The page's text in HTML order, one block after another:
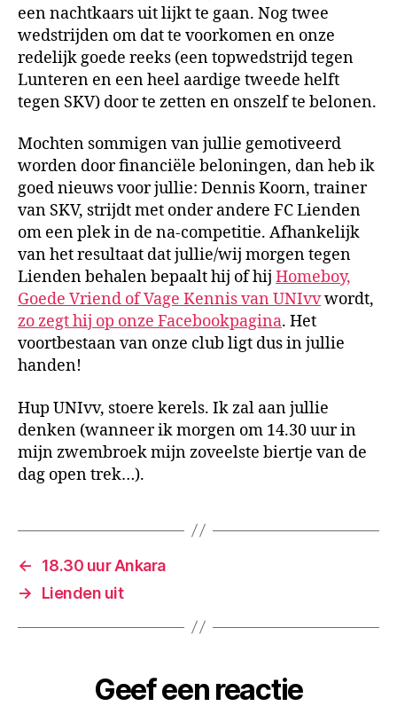
een nachtkaars uit lijkt te gaan. Nog twee
wedstrijden om dat te voorkomen en onze
redelijk goede reeks (een topwedstrijd tegen
Lunteren en een heel aardige tweede helft
tegen SKV) door te zetten en onszelf te belonen.
Mochten sommigen van jullie gemotiveerd
worden door financiële beloningen, dan heb ik
goed nieuws voor jullie: Dennis Koorn, trainer
van SKV, strijdt met onder andere FC Lienden
om een plek in de na-competitie. Afhankelijk
van het resultaat dat jullie/wij morgen tegen
Lienden behalen bepaalt hij of hij Homeboy,
Goede Vriend of Vage Kennis van UNIvvwordt,
zo zegt hij op onze Facebookpagina. Het
voortbestaan van onze club ligt dus in jullie
handen!
Hup UNIvv, stoere kerels. Ik zal aan jullie
denken (wanneer ik morgen om 14.30 uur in
mijn zwembroek mijn zoveelste biertje van de
dag open trek…).
←
18.30 uur Ankara
→
Lienden uit
Geef een reactie